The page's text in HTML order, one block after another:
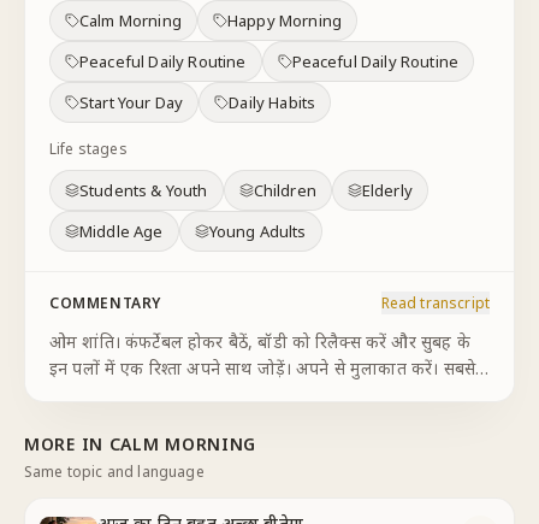
Calm Morning
Happy Morning
Peaceful Daily Routine
Peaceful Daily Routine
Start Your Day
Daily Habits
Life stages
Students & Youth Children
Elderly
Middle Age
Young Adults
COMMENTARY Read transcript
ओम शांति। कंफर्टेबल होकर बैठें, बॉडी को रिलैक्स करें और सुबह के
इन पलों में एक रिश्ता अपने साथ जोड़ें। अपने से मुलाकात करें। सबसे
MORE IN CALM MORNING
Same topic and language